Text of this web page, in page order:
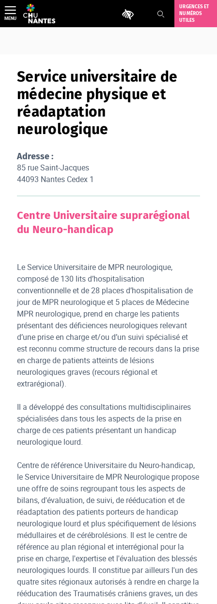
Aller
au
contenu
Outils d'accessibilité
URGENCES ET
NUMÉROS
UTILES
MENU
Service universitaire de
médecine physique et
réadaptation
neurologique
Adresse :
85 rue Saint-Jacques
44093 Nantes Cedex 1
Centre Universitaire suprarégional
du Neuro-handicap
Le Service Universitaire de MPR neurologique,
composé de 130 lits d’hospitalisation
conventionnelle et de 28 places d’hospitalisation de
jour de MPR neurologique et 5 places de Médecine
MPR neurologique, prend en charge les patients
présentant des déficiences neurologiques relevant
d’une prise en charge et/ou d’un suivi spécialisé et
est reconnu comme structure de recours dans la prise
en charge de patients atteints de lésions
neurologiques graves (recours régional et
extrarégional).
Il a développé des consultations multidisciplinaires
spécialisées dans tous les aspects de la prise en
charge de ces patients présentant un handicap
neurologique lourd.
Centre de référence Universitaire du Neuro-handicap,
le Service Universitaire de MPR Neurologique propose
une offre de soins regroupant tous les aspects de
bilans, d'évaluation, de suivi, de rééducation et de
réadaptation des patients porteurs de handicap
neurologique lourd et plus spécifiquement de lésions
médullaires et de cérébrolésions. Il est le centre de
référence au plan régional et interrégional pour la
prise en charge, l'expertise et l'évaluation des blessés
neurologiques lourds. Il constitue par ailleurs l'un des
quatre sites régionaux autorisés à rendre en charge la
rééducation des Traumatisés crâniens graves, un des